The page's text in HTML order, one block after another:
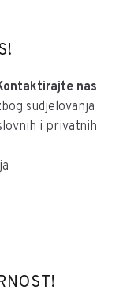
nas
sudjelovanja
i privatnih